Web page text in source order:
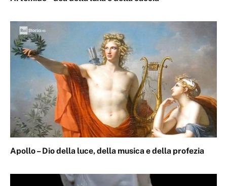
Apollo – Dio della luce, della musica e della profezia